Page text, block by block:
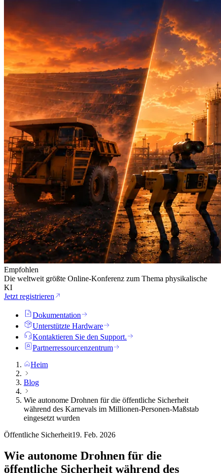
Empfohlen
Die weltweit größte Online-Konferenz zum Thema physikalische
KI
Jetzt registrieren
Dokumentation
Unterstützte Hardware
Kontaktieren Sie den Support.
Partnerressourcenzentrum
Heim
Blog
Wie autonome Drohnen für die öffentliche Sicherheit
während des Karnevals im Millionen-Personen-Maßstab
eingesetzt wurden
Öffentliche Sicherheit19. Feb. 2026
Wie autonome Drohnen für die
öffentliche Sicherheit während des